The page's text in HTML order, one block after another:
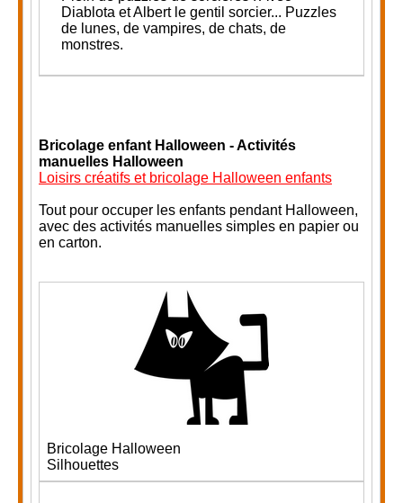
Diablota et Albert le gentil sorcier... Puzzles
de lunes, de vampires, de chats, de
monstres.
Bricolage enfant Halloween - Activités
manuelles Halloween
Loisirs créatifs et bricolage Halloween enfants
Tout pour occuper les enfants pendant Halloween,
avec des activités manuelles simples en papier ou
en carton.
Bricolage Halloween
Silhouettes